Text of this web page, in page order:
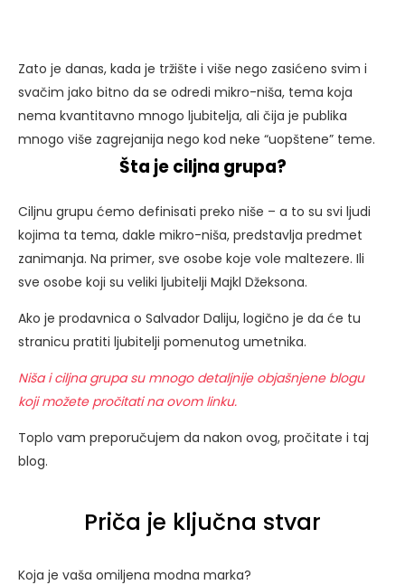
Zato je danas, kada je tržište i više nego zasićeno svim i
svačim jako bitno da se odredi mikro-niša, tema koja
nema kvantitavno mnogo ljubitelja, ali čija je publika
mnogo više zagrejanija nego kod neke “uopštene” teme.
Šta je ciljna grupa?
Ciljnu grupu ćemo definisati preko niše – a to su svi ljudi
kojima ta tema, dakle mikro-niša, predstavlja predmet
zanimanja. Na primer, sve osobe koje vole maltezere. Ili
sve osobe koji su veliki ljubitelji Majkl Džeksona.
Ako je prodavnica o Salvador Daliju, logično je da će tu
stranicu pratiti ljubitelji pomenutog umetnika.
Niša i ciljna grupa su mnogo detaljnije objašnjene blogu
koji možete pročitati na ovom linku.
Toplo vam preporučujem da nakon ovog, pročitate i taj
blog.
Priča je ključna stvar
Koja je vaša omiljena modna marka?